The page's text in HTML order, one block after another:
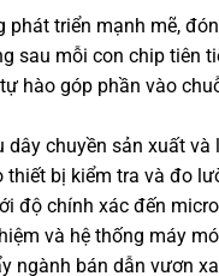
phát triển mạnh mẽ,
sau mỗi con chip tiên
tự hào góp phần vào
dây chuyền sản xuất
thiết bị kiểm tra và đo
độ chính xác đến
và hệ thống máy
ngành bán dẫn vươn